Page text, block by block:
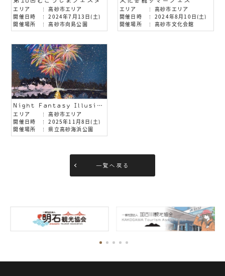
エリア
高砂市エリア
開催日時
2024年7月13日(土)
開催場所
高砂市向島公園
エリア
高砂市エリア
開催日時
2024年8月10日(土)
開催場所
高砂市文化会館
Night Fantasy Illusion2025
エリア
高砂市エリア
開催日時
2025年11月8日(土)
開催場所
県立高砂海浜公園
一覧へ戻る